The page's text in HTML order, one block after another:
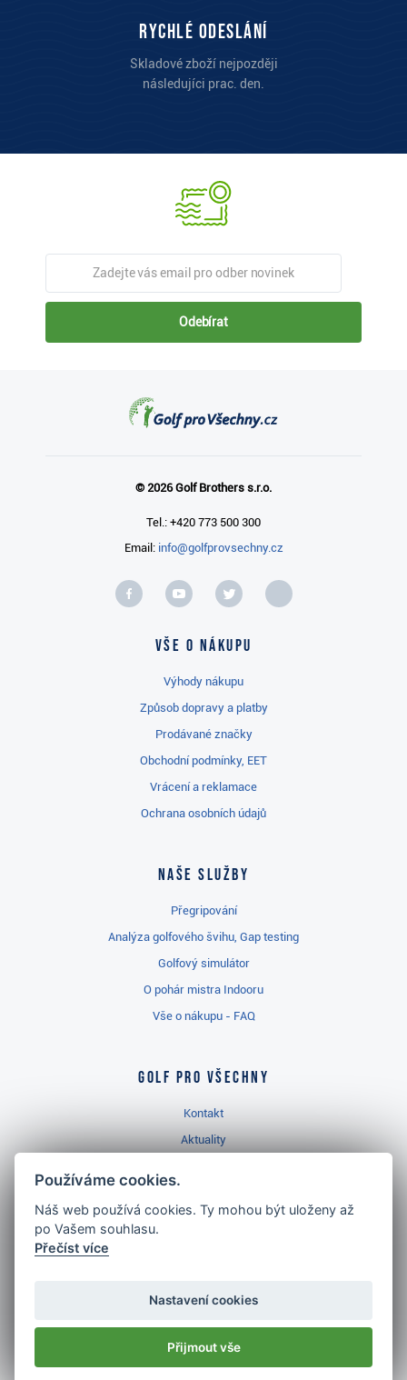
Rychlé odeslání
Skladové zboží nejpozději
následujíci prac. den.
Odebírat
© 2026 Golf Brothers s.r.o.
Tel.: +420 773 500 300
Email: info@golfprovsechny.cz
Vše o nákupu
Výhody nákupu
Způsob dopravy a platby
Prodávané značky
Obchodní podmínky, EET
Vrácení a reklamace
Ochrana osobních údajů
Naše služby
Přegripování
Analýza golfového švihu, Gap testing
Golfový simulátor
O pohár mistra Indooru
Vše o nákupu - FAQ
Golf pro všechny
Kontakt
Aktuality
Golfový slovník
Nejlépe hodnocený
v ČR
Používáme cookies.
Náš web používá cookies. Ty mohou být uloženy až
po Vašem souhlasu.
Přečíst více
Nastavení cookies
Přijmout vše